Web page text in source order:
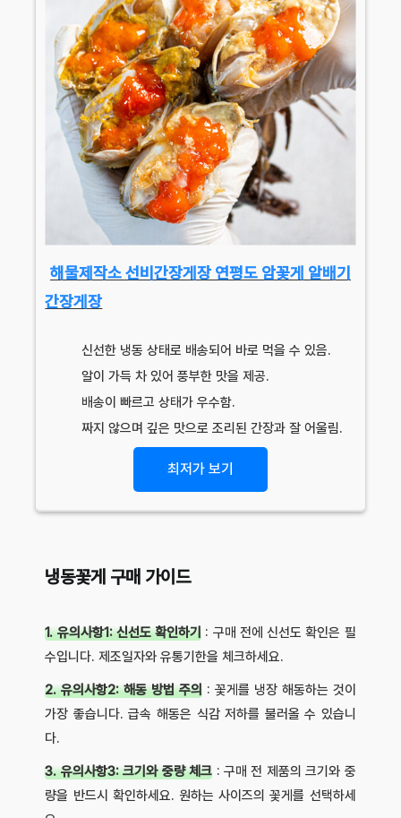
해물제작소 선비간장게장 연평도 암꽃게 알배기
간장게장
신선한 냉동 상태로 배송되어 바로 먹을 수 있음.
알이 가득 차 있어 풍부한 맛을 제공.
배송이 빠르고 상태가 우수함.
짜지 않으며 깊은 맛으로 조리된 간장과 잘 어울림.
최저가 보기
냉동꽃게 구매 가이드
1. 유의사항1: 신선도 확인하기 : 구매 전에 신선도 확인은 필
수입니다. 제조일자와 유통기한을 체크하세요.
2. 유의사항2: 해동 방법 주의 : 꽃게를 냉장 해동하는 것이
가장 좋습니다. 급속 해동은 식감 저하를 불러올 수 있습니
다.
3. 유의사항3: 크기와 중량 체크 : 구매 전 제품의 크기와 중
량을 반드시 확인하세요. 원하는 사이즈의 꽃게를 선택하세